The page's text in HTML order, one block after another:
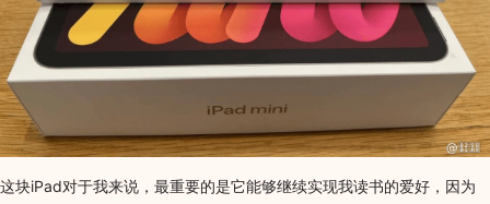
这块iPad对于我来说，最重要的是它能够继续实现我读书的爱好，因为